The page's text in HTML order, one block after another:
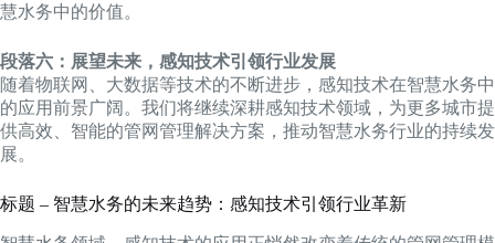
慧水务中的价值。
段落六：展望未来，感知技术引领行业发展
随着物联网、大数据等技术的不断进步，感知技术在智慧水务中
的应用前景广阔。我们将继续深耕感知技术领域，为更多城市提
供高效、智能的管网管理解决方案，推动智慧水务行业的持续发
展。
标题 – 智慧水务的未来趋势：感知技术引领行业革新